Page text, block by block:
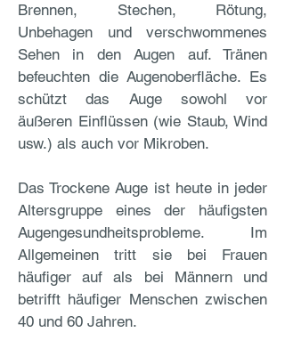
Brennen, Stechen, Rötung,
Unbehagen und verschwommenes
Sehen in den Augen auf. Tränen
befeuchten die Augenoberfläche. Es
schützt das Auge sowohl vor
äußeren Einflüssen (wie Staub, Wind
usw.) als auch vor Mikroben.
Das Trockene Auge ist heute in jeder
Altersgruppe eines der häufigsten
Augengesundheitsprobleme. Im
Allgemeinen tritt sie bei Frauen
häufiger auf als bei Männern und
betrifft häufiger Menschen zwischen
40 und 60 Jahren.